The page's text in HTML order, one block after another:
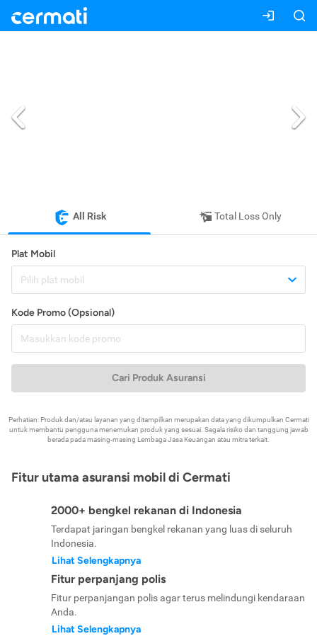
All Risk Total Loss Only
Plat Mobil
Pilih plat mobil
Kode Promo (Opsional)
Cari Produk Asuransi
Perhatian: Produk dan/atau layanan yang ditampilkan merupakan data yang dikumpulkan Cermati
untuk membantu pengguna menemukan produk yang sesuai. Segala risiko dan tanggung jawab
berada pada masing-masing Lembaga Jasa Keuangan atau mitra terkait.
Fitur utama asuransi mobil di Cermati
2000+ bengkel rekanan di Indonesia
Terdapat jaringan bengkel rekanan yang luas di seluruh
Indonesia.
Lihat Selengkapnya
Fitur perpanjang polis
Fitur perpanjangan polis agar terus melindungi kendaraan
Anda.
Lihat Selengkapnya